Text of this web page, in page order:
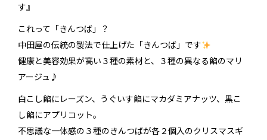
す』
これって「きんつば」？
中田屋の伝統の製法で仕上げた「きんつば」です
健康と美容効果が高い３種の素材と、３種の異なる餡のマリ
アージュ♪
白こし餡にレーズン、うぐいす餡にマカダミアナッツ、黒こ
し餡にアプリコット。
不思議な一体感の３種のきんつばが各２個入のクリスマスギ